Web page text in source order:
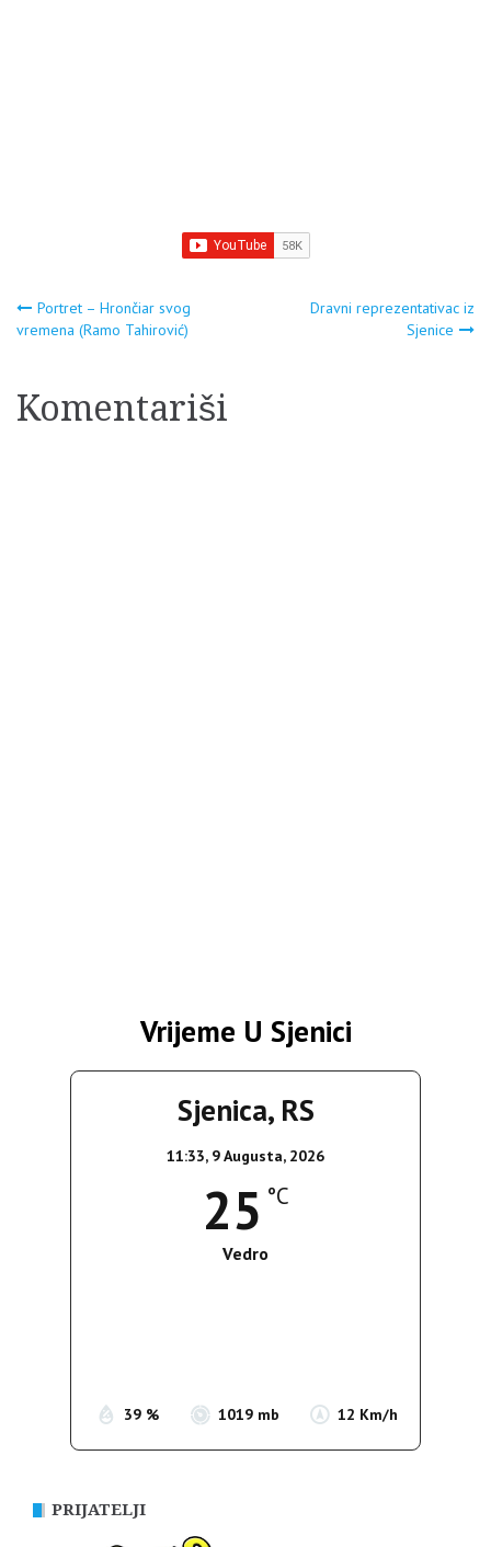
Navigacija
Portret – Hrončiar svog
vremena (Ramo Tahirović)
Dravni reprezentativac iz
Sjenice
Komentariši
Vrijeme U Sjenici
Sjenica, RS
11:33, 9 Augusta, 2026
25 °C
Vedro
39 % 1019 mb 12 Km/h
PRIJATELJI